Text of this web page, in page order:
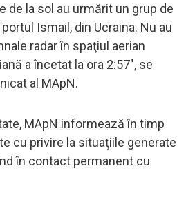
de la sol au urmărit un grup de
Ismail, din Ucraina. Nu au
radar în spaţiul aerian
a încetat la ora 2:57", se
al MApN.
MApN informează în timp
cu privire la situaţiile generate
în contact permanent cu